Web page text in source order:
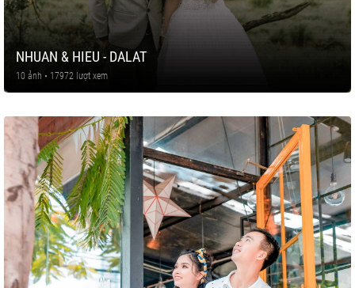
NHUAN & HIEU - DALAT
10 ảnh • 17972 lượt xem